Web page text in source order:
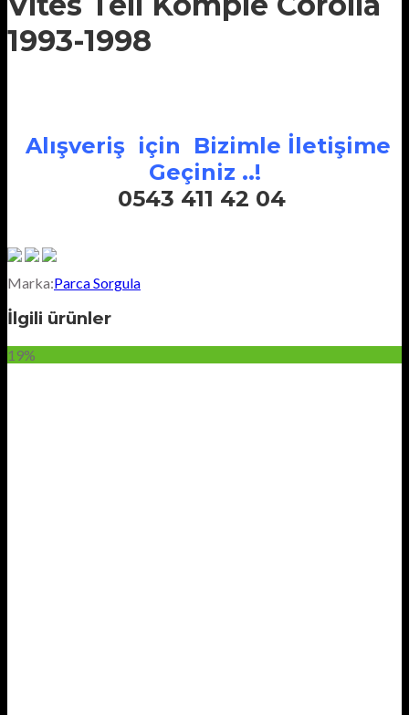
1993-1998
Alışveriş için Bizimle İletişime
Geçiniz ..!
0543 411 42 04
Marka:Parca Sorgula
İlgili ürünler
19%